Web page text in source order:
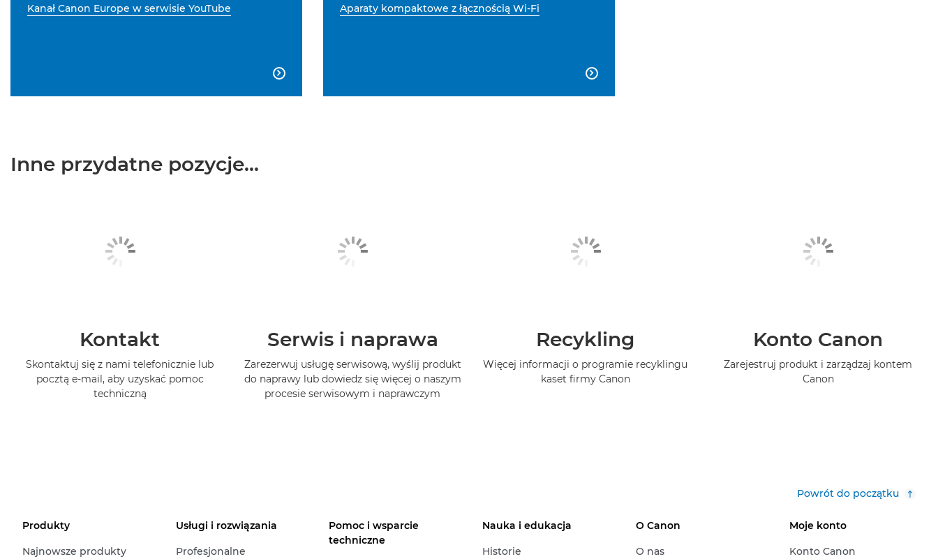
Kanał Canon Europe w serwisie YouTube

Aparaty kompaktowe z łącznością Wi-Fi

Inne przydatne pozycje...
Kontakt
Skontaktuj się z nami telefonicznie lub
pocztą e-mail, aby uzyskać pomoc
techniczną
Serwis i naprawa
Zarezerwuj usługę serwisową, wyślij produkt
do naprawy lub dowiedz się więcej o naszym
procesie serwisowym i naprawczym
Recykling
Więcej informacji o programie recyklingu
kaset firmy Canon
Konto Canon
Zarejestruj produkt i zarządzaj kontem
Canon
Powrót do początku
Produkty
Najnowsze produkty
Usługi i rozwiązania
Profesjonalne
Pomoc i wsparcie
techniczne
Nauka i edukacja
Historie
O Canon
O nas
Moje konto
Konto Canon